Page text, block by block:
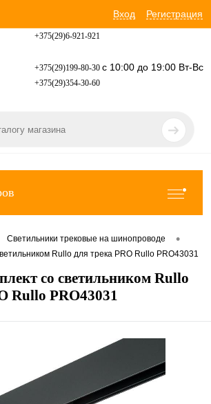
Вход Регистрация
+375(29)6-921-921
+375(29)199-80-30 с 10:00 до 19:00 Вт-Вс
+375(29)354-30-60
Светильники трековые на шинопроводе •
Rullo для трека PRO Rullo PRO43031
со светильником Rullo
Rullo PRO43031